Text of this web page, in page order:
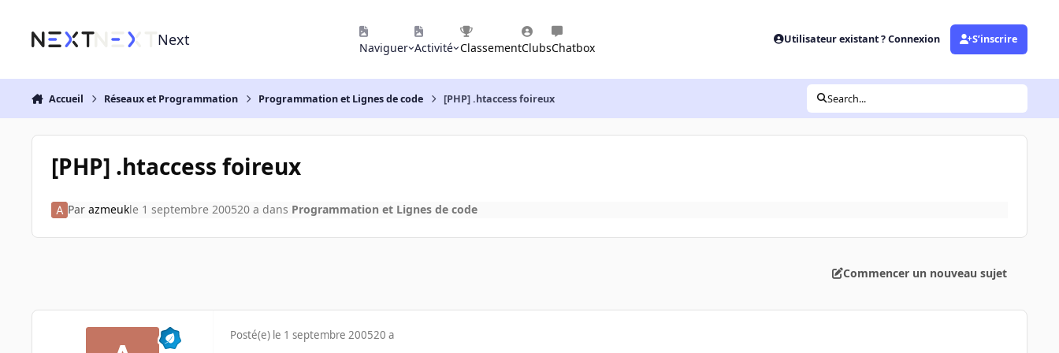
Next Naviguer Activité ClassementClubsChatbox
Utilisateur existant ? Connexion S’inscrire
Accueil Réseaux et Programmation Programmation et Lignes de code [PHP] .htaccess foireux Search...
[PHP] .htaccess foireux
Par azmeukle 1 septembre 200520 a dans Programmation et Lignes de code
Commencer un nouveau sujet
Posté(e) le 1 septembre 200520 a